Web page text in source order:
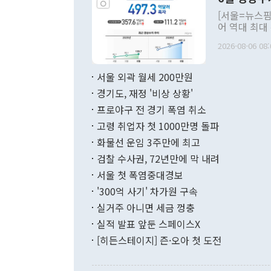
관의 대북
관 부처 장
관의 무리한
다. [정동영 통일부 장관이 지난달 23일 오후 서울 종로구 정부서울청사에
무너졌다고
함께 4자 대
"우리의 선
관은 업무
[서울=뉴스
어 역대 최
료=한국은행] 한국은행이 6일 발표한 '2026년 6월 국제수지(잠정)'
며 월간 기
196.9% 급
수출은
기록했지만
로 전환됐다.
는 배당수입
2026-08-06
서울 외곽 월세 200만원
경기도, 재정 '비상 상황'
프로야구 전 경기 폭염 취소
고령 취업자 첫 1000만명 돌파
화물선 운임 3주만에 최고
검찰 수사권, 72년만에 막 내려
서울 첫 폭염중대경보
'300억 사기' 차가원 구속
실거주 아니면 세금 껑충
실적 발표 앞둔 스페이스X
[히든스테이지] 즌·오아 첫 도전